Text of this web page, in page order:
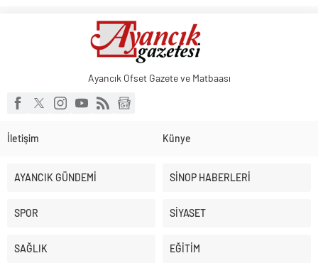
Ayancık Ofset Gazete ve Matbaası
İletişim Künye
AYANCIK GÜNDEMİ SİNOP HABERLERİ
SPOR SİYASET
SAĞLIK EĞİTİM